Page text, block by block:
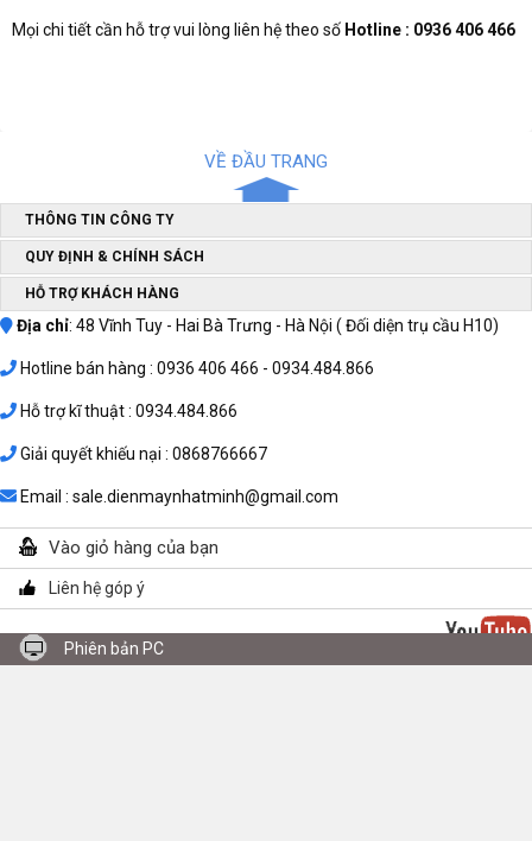
Mọi chi tiết cần hỗ trợ vui lòng liên hệ theo số Hotline : 0936 406 466
VỀ ĐẦU TRANG
THÔNG TIN CÔNG TY
QUY ĐỊNH & CHÍNH SÁCH
HỖ TRỢ KHÁCH HÀNG
Địa chỉ: 48 Vĩnh Tuy - Hai Bà Trưng - Hà Nội ( Đối diện trụ cầu H10)
Hotline bán hàng : 0936 406 466 - 0934.484.866
Hỗ trợ kĩ thuật : 0934.484.866
Giải quyết khiếu nại : 0868766667
Email : sale.dienmaynhatminh@gmail.com
Vào giỏ hàng của bạn
Liên hệ góp ý
Phiên bản PC